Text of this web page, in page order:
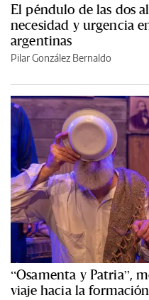
El péndulo de las dos
necesidad y urgencia
argentinas
Pilar González Bernaldo
“Osamenta y Patria”,
viaje hacia la